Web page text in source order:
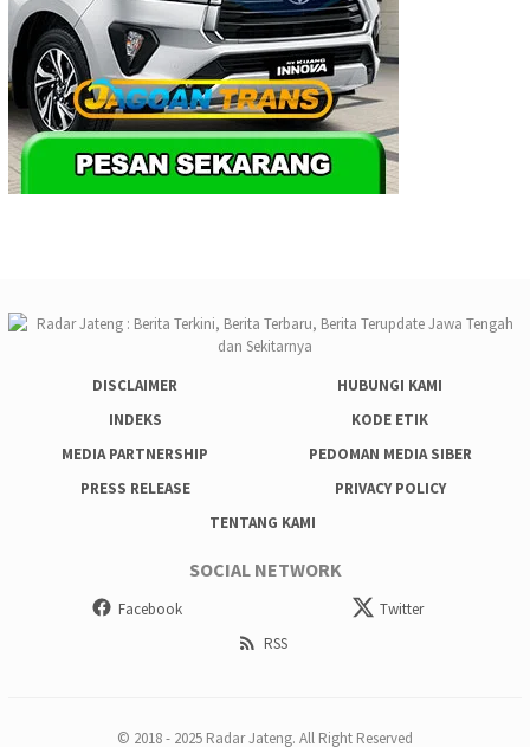
DISCLAIMER
HUBUNGI KAMI
INDEKS
KODE ETIK
MEDIA PARTNERSHIP
PEDOMAN MEDIA SIBER
PRESS RELEASE
PRIVACY POLICY
TENTANG KAMI
SOCIAL NETWORK
Facebook
Twitter
RSS
© 2018 - 2025 Radar Jateng. All Right Reserved